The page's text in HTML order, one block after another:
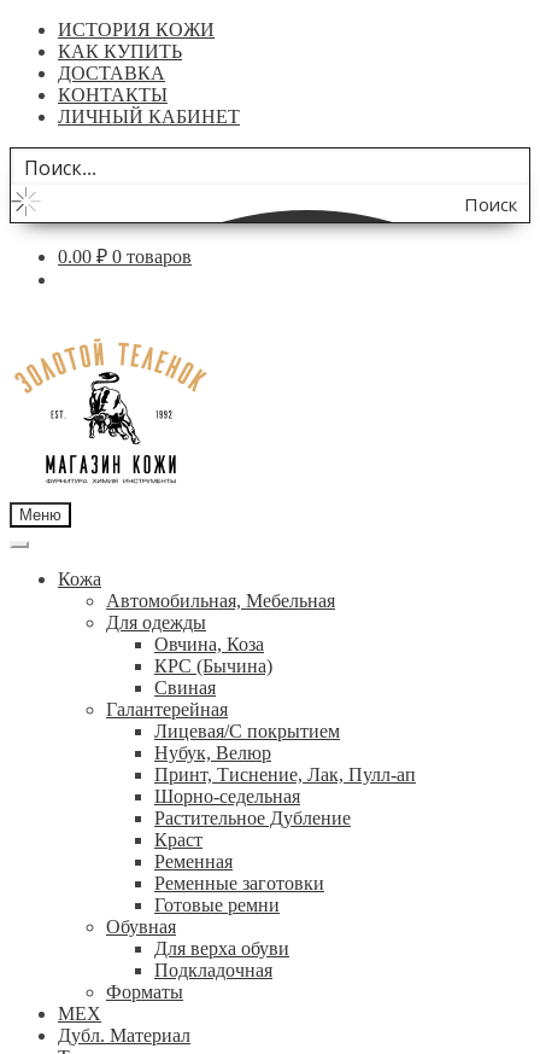
ИСТОРИЯ КОЖИ
КАК КУПИТЬ
ДОСТАВКА
КОНТАКТЫ
ЛИЧНЫЙ КАБИНЕТ
Поиск
по
0.00 ₽ 0 товаров
навигации
содержимому
Меню
Кожа
Автомобильная, Мебельная
Для одежды
Овчина, Коза
КРС (Бычина)
Свиная
Галантерейная
Лицевая/С покрытием
Нубук, Велюр
Принт, Тиснение, Лак, Пулл-ап
Шорно-седельная
Растительное Дубление
Краст
Ременная
Ременные заготовки
Готовые ремни
Обувная
Для верха обуви
Подкладочная
Форматы
МЕХ
Дубл. Материал